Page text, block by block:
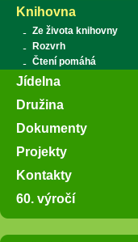
Knihovna
Ze života knihovny
Rozvrh
Čtení pomáhá
Jídelna
Družina
Dokumenty
Projekty
Kontakty
60. výročí